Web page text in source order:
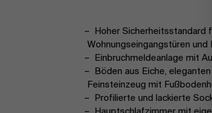
Hoher Sicherheitsstandard
Wohnungseingangstüren und
Einbruchmeldeanlage mit
Böden aus Eiche,
Feinsteinzeug mit
Profilierte und lackierte
Hauptschlafzimmer mit